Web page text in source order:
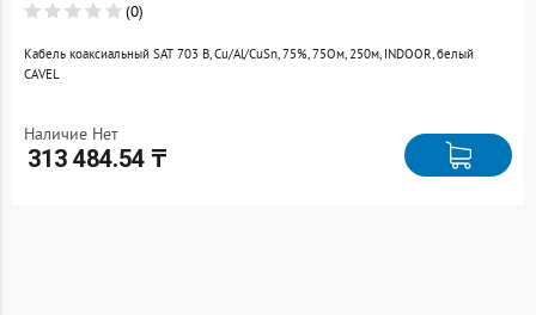
(0)
Кабель коаксиальный SAT 703 B, Cu/Al/CuSn, 75%, 75Ом, 250м, INDOOR, белый
CAVEL
Наличие Нет
313 484.54 ₸